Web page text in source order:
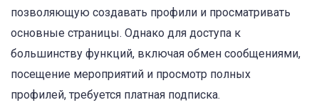
позволяющую создавать профили и просматривать
основные страницы. Однако для доступа к
большинству функций, включая обмен сообщениями,
посещение мероприятий и просмотр полных
профилей, требуется платная подписка.